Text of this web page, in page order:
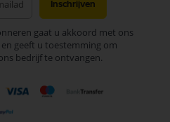
Inschrijven
gaat u akkoord met ons
geeft u toestemming om
bedrijf te ontvangen.